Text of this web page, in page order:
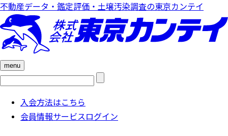
不動産データ・鑑定評価・土壌汚染調査の東京カンテイ
menu
検
入会方法はこちら
会員情報サービスログイン